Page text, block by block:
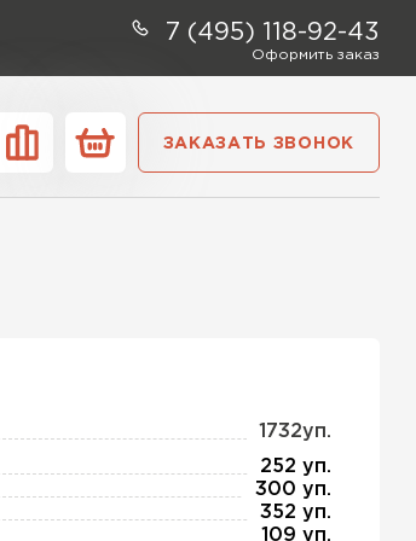
7 (495) 118-92-43
Оформить заказ
ЗАКАЗАТЬ ЗВОНОК
1732уп.
252 уп.
300 уп.
352 уп.
109 уп.
Контакты